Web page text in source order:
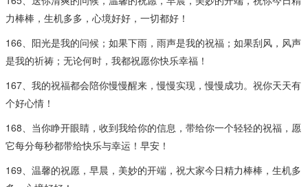
力棒棒，生机多多，心境好好，一切都好！
166、阳光是我的问候；如果下雨，雨声是我的祝福；如果刮风，风声
是我的祈祷；无论何时，我都祝愿你快乐幸福！
167、我的祝福都会陪你慢慢醒来，慢慢实现，慢慢成功。祝你天天有
个好心情！
168、当你睁开眼睛，收到我给你的信息，带给你一个轻轻的祝福，愿
它每分每秒都带给快乐与幸运！早安！
169、温馨的祝愿，早晨，美妙的开端，祝大家今日精力棒棒，生机多